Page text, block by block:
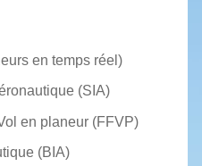
en temps réel)
(SIA)
en planeur (FFVP)
(BIA)